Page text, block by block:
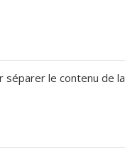
séparer le contenu de la